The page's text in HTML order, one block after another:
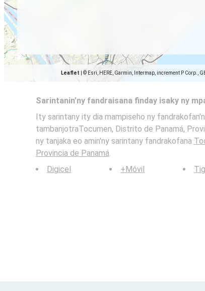
Leaflet © Esri, HERE, Garmin, Intermap, increment P Corp.,
Sarintanin’ny fandraisana finday isaky ny
Ity sarintany ity dia mampiseho ny
tambanjotraTocumen, Distrito de Panamá,
ny tanjaka eo amin'ny sarintany fandrakofana
Provincia de Panamá.
Digicel
+Móvil